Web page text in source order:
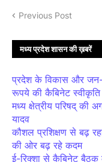
Previous Post
मध्य प्रदेश शासन की ख़बरें
प्रदेश के विकास और
रूपये की कैबिनेट स्वीकृति
मध्य क्षेत्रीय परिषद् की
यादव
कौशल प्रशिक्षण से बढ़
की ओर बढ़ रहे कदम
ई-रिक्शा से कैबिनेट बैठक